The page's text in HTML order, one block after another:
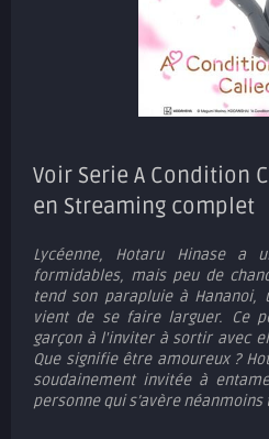
Voir Serie A Condition
en Streaming complet
Lycéenne, Hotaru Hinase
formidables, mais peu de
tend son parapluie à Hananoi,
vient de se faire larguer. Ce
garçon à l'inviter à sortir avec
Que signifie être amoureux ?
soudainement invitée à
personne qui s’avère